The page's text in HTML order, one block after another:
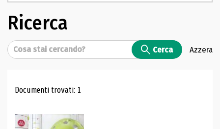
Ricerca
Cerca Cerca Azzera
Risultati di ricerca
Documenti trovati: 1